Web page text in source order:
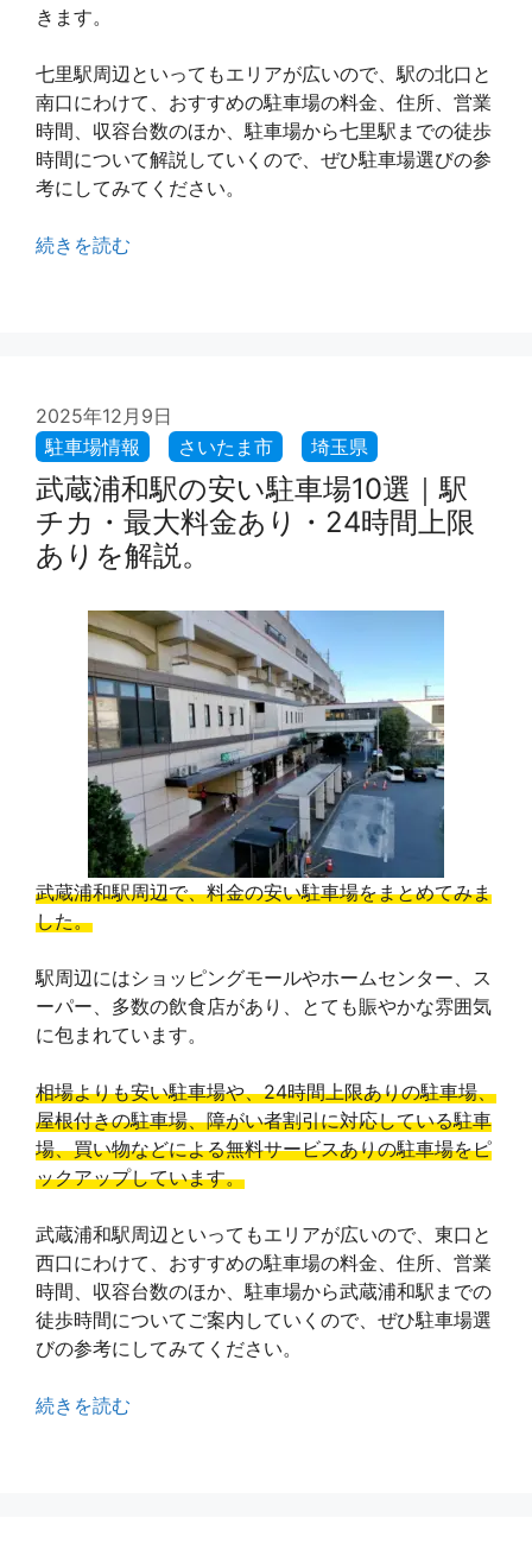
きます。
七里駅周辺といってもエリアが広いので、駅の北口と
南口にわけて、おすすめの駐車場の料金、住所、営業
時間、収容台数のほか、駐車場から七里駅までの徒歩
時間について解説していくので、ぜひ駐車場選びの参
考にしてみてください。
続きを読む
2025年12月9日
武蔵浦和駅の安い駐車場10選｜駅
チカ・最大料金あり・24時間上限
ありを解説。
武蔵浦和駅周辺で、料金の安い駐車場をまとめてみま
した。
駅周辺にはショッピングモールやホームセンター、ス
ーパー、多数の飲食店があり、とても賑やかな雰囲気
に包まれています。
相場よりも安い駐車場や、24時間上限ありの駐車場、
屋根付きの駐車場、障がい者割引に対応している駐車
場、買い物などによる無料サービスありの駐車場をピ
ックアップしています。
武蔵浦和駅周辺といってもエリアが広いので、東口と
西口にわけて、おすすめの駐車場の料金、住所、営業
時間、収容台数のほか、駐車場から武蔵浦和駅までの
徒歩時間についてご案内していくので、ぜひ駐車場選
びの参考にしてみてください。
続きを読む